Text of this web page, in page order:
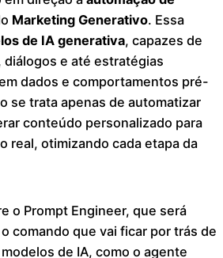
Marketing Generativo. Essa
de IA generativa, capazes de
e até estratégias
dados e comportamentos pré-
se trata apenas de automatizar
conteúdo personalizado para
real, otimizando cada etapa da
o Prompt Engineer, que será
comando que vai ficar por trás de
de IA, como o agente